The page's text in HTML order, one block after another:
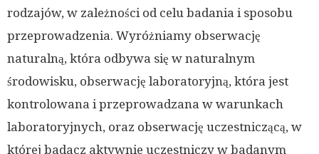
rodzajów, w zależności od celu badania i sposobu
przeprowadzenia. Wyróżniamy obserwację
naturalną, która odbywa się w naturalnym
środowisku, obserwację laboratoryjną, która jest
kontrolowana i przeprowadzana w warunkach
laboratoryjnych, oraz obserwację uczestniczącą, w
której badacz aktywnie uczestniczy w badanym